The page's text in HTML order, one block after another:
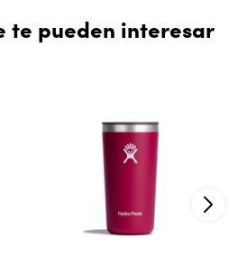
te pueden interesar